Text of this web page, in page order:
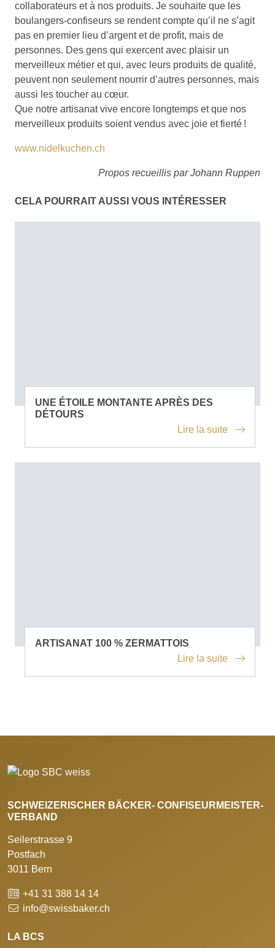
collaborateurs et à nos produits. Je souhaite que les
boulangers-confiseurs se rendent compte qu’il ne s’agit
pas en premier lieu d’argent et de profit, mais de
personnes. Des gens qui exercent avec plaisir un
merveilleux métier et qui, avec leurs produits de qualité,
peuvent non seulement nourrir d’autres personnes, mais
aussi les toucher au cœur.
Que notre artisanat vive encore longtemps et que nos
merveilleux produits soient vendus avec joie et fierté !
www.nidelkuchen.ch
Propos recueillis par Johann Ruppen
CELA POURRAIT AUSSI VOUS INTÉRESSER
UNE ÉTOILE MONTANTE APRÈS DES
DÉTOURS
Lire la suite
ARTISANAT 100 % ZERMATTOIS
Lire la suite
SCHWEIZERISCHER BÄCKER- CONFISEURMEISTER-
VERBAND
Seilerstrasse 9
Postfach
3011 Bern
+41 31 388 14 14
info@swissbaker.ch
LA BCS